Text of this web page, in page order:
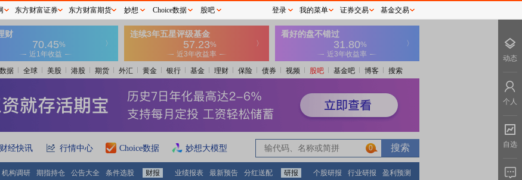
数据 全球 美股 港股 期货 外汇 黄金 银行 基金 理财 保险 债券 视频 股吧 基金吧 博客 搜索
经快讯 行情中心 Choice数据 妙想大模型 0
机构调研 期指持仓 公告大全 条件选股 财报 业绩报表 最新预告 分红送配 研报 个股研报 行业研报
盈利预测
东方财富证券 东方财富期货 妙想 Choice数据 股吧 登录 我的菜单 证券交易 基金交易
动态
个人
自选